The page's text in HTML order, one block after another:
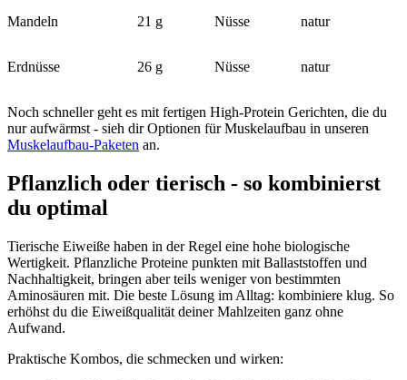
Mandeln 21 g Nüsse natur
Erdnüsse 26 g Nüsse natur
Noch schneller geht es mit fertigen High-Protein Gerichten, die du
nur aufwärmst - sieh dir Optionen für Muskelaufbau in unseren
Muskelaufbau-Paketen an.
Pflanzlich oder tierisch - so kombinierst
du optimal
Tierische Eiweiße haben in der Regel eine hohe biologische
Wertigkeit. Pflanzliche Proteine punkten mit Ballaststoffen und
Nachhaltigkeit, bringen aber teils weniger von bestimmten
Aminosäuren mit. Die beste Lösung im Alltag: kombiniere klug. So
erhöhst du die Eiweißqualität deiner Mahlzeiten ganz ohne
Aufwand.
Praktische Kombos, die schmecken und wirken: